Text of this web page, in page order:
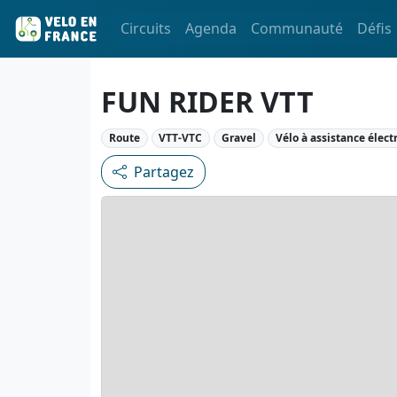
Circuits Agenda Communauté Défis
FUN RIDER VTT
Route VTT-VTC Gravel Vélo à assistance
Partagez